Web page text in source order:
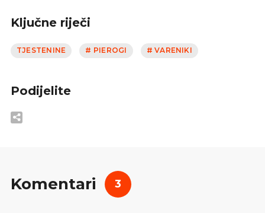
Ključne riječi
TJESTENINE # PIEROGI # VARENIKI
Podijelite
Komentari 3